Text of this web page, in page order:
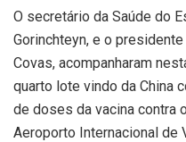
O secretário da Saúde do
Gorinchteyn, e o
Covas, acompanharam
quarto lote vindo da China
de doses da vacina contra
Aeroporto Internacional de